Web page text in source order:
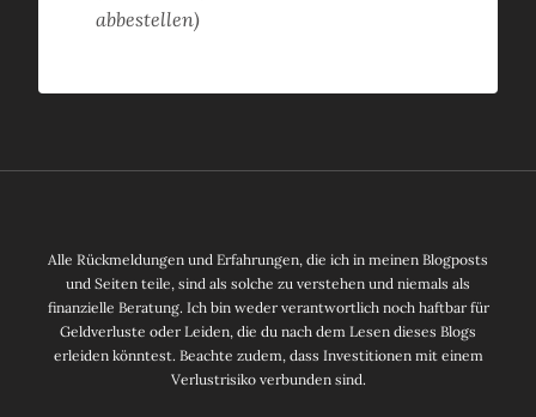
abbestellen)
Alle Rückmeldungen und Erfahrungen, die ich in meinen Blogposts
und Seiten teile, sind als solche zu verstehen und niemals als
finanzielle Beratung. Ich bin weder verantwortlich noch haftbar für
Geldverluste oder Leiden, die du nach dem Lesen dieses Blogs
erleiden könntest. Beachte zudem, dass Investitionen mit einem
Verlustrisiko verbunden sind.